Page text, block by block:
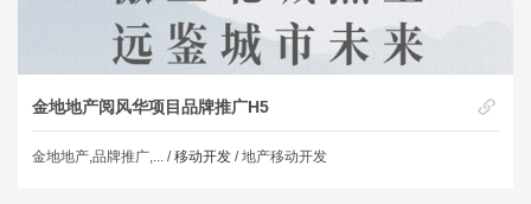
金地地产阅风华项目品牌推广H5
金地地产,品牌推广,... /移动开发 / 地产移动开发